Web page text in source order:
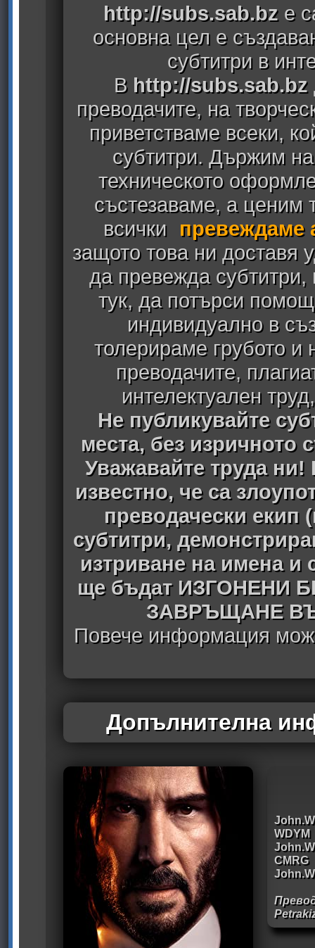
http://subs.sab.bz е
основна цел е
субтитри в
В http://subs.sab.bz
преводачите, на
приветстваме всеки,
субтитри. Държим
техническото
състезаваме, а ценим
всички
превеждаме
защото това ни доставя
да превежда
тук, да потърси
индивидуално в
толерираме грубото
преводачите,
интелектуален
Не публикувайте
места, без изричното
Уважавайте труда ни!
известно, че са
преводачески екип
субтитри,
изтриване на имена
ще бъдат ИЗГОНЕНИ
ЗАВРЪЩАНЕ
Повече информация
Допълнителна
WDYM
CMRG